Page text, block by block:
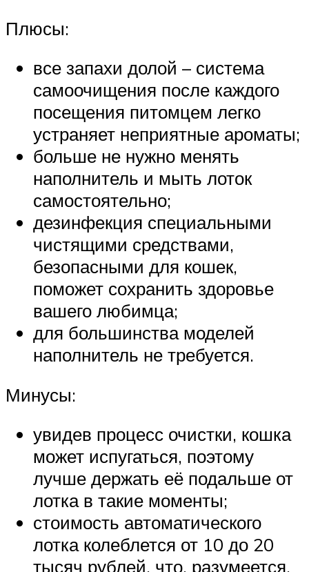
Плюсы:
все запахи долой – система
самоочищения после каждого
посещения питомцем легко
устраняет неприятные ароматы;
больше не нужно менять
наполнитель и мыть лоток
самостоятельно;
дезинфекция специальными
чистящими средствами,
безопасными для кошек,
поможет сохранить здоровье
вашего любимца;
для большинства моделей
наполнитель не требуется.
Минусы:
увидев процесс очистки, кошка
может испугаться, поэтому
лучше держать её подальше от
лотка в такие моменты;
стоимость автоматического
лотка колеблется от 10 до 20
тысяч рублей, что, разумеется,